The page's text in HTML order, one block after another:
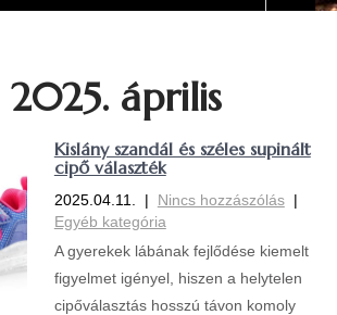
2025. április
Kislány szandál és széles supinált
cipő választék
2025.04.11. | Nincs hozzászólás |
Egyéb kategória
A gyerekek lábának fejlődése kiemelt
figyelmet igényel, hiszen a helytelen
cipőválasztás hosszú távon komoly